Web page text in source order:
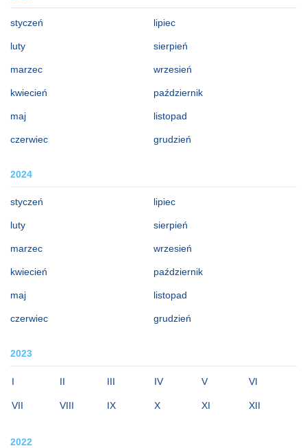
styczeń
luty
marzec
kwiecień
maj
czerwiec
lipiec
sierpień
wrzesień
październik
listopad
grudzień
2024
styczeń
luty
marzec
kwiecień
maj
czerwiec
lipiec
sierpień
wrzesień
październik
listopad
grudzień
2023
I II III IV V VI
VII VIII IX X XI XII
2022